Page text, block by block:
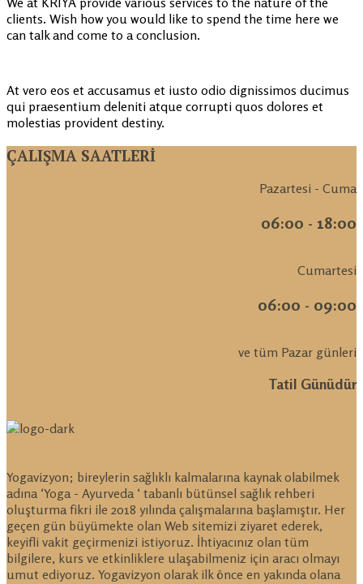
clients. Wish how you would like to spend the time here we
can talk and come to a conclusion.
At vero eos et accusamus et iusto odio dignissimos ducimus
qui praesentium deleniti atque corrupti quos dolores et
molestias provident destiny.
ÇALIŞMA SAATLERİ
Pazartesi - Cuma
06:00 - 18:00
Cumartesi
06:00 - 09:00
ve tüm Pazar günleri
Tatil Günüdür
Yogavizyon; bireylerin sağlıklı kalmalarına kaynak olabilmek
adına ‘Yoga - Ayurveda ‘ tabanlı bütünsel sağlık rehberi
oluşturma fikri ile 2018 yılında çalışmalarına başlamıştır. Her
geçen gün büyümekte olan Web sitemizi ziyaret ederek,
keyifli vakit geçirmenizi istiyoruz. İhtiyacınız olan tüm
bilgilere, kurs ve etkinliklere ulaşabilmeniz için aracı olmayı
umut ediyoruz. Yogavizyon olarak ilk önce en yakında olana